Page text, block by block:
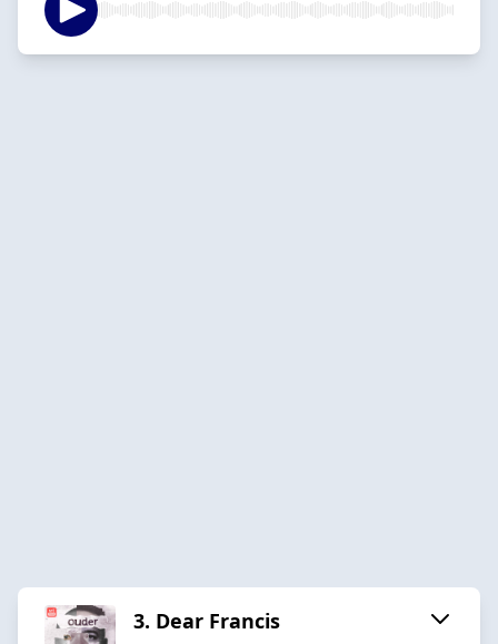
3. Dear Francis